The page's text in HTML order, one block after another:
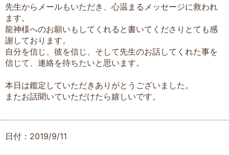
先生からメールもいただき、心温まるメッセージに救われ
ます。
龍神様へのお願いもしてくれると書いてくださりとても感
謝しております。
自分を信じ、彼を信じ、そして先生のお話してくれた事を
信じて、連絡を待ちたいと思います。
本日は鑑定していただきありがとうございました。
またお話聞いていただけたら嬉しいです。
日付：2019/9/11